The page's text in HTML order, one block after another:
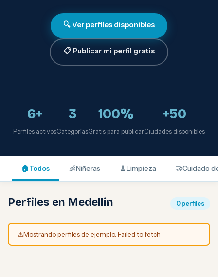
🔍 Ver perfiles disponibles
📋 Publicar mi perfil gratis
6+
Perfiles activos
3
Categorías
100%
Gratis para publicar
+50
Ciudades disponibles
🏠Todos 👶Niñeras 🧹Limpieza 🤝Cuidado
Perfiles en Medellin 0 perfiles
⚠️Mostrando perfiles de ejemplo. Failed to fetch